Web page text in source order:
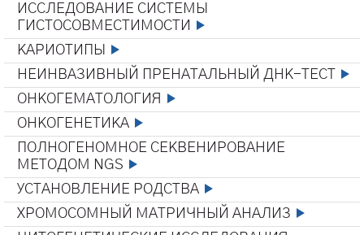
ИССЛЕДОВАНИЕ СИСТЕМЫ
ГИСТОСОВМЕСТИМОСТИ
КАРИОТИПЫ
НЕИНВАЗИВНЫЙ ПРЕНАТАЛЬНЫЙ ДНК-ТЕСТ
ОНКОГЕМАТОЛОГИЯ
ОНКОГЕНЕТИКА
ПОЛНОГЕНОМНОЕ СЕКВЕНИРОВАНИЕ
МЕТОДОМ NGS
УСТАНОВЛЕНИЕ РОДСТВА
ХРОМОСОМНЫЙ МАТРИЧНЫЙ АНАЛИЗ